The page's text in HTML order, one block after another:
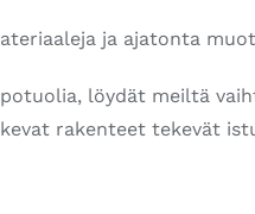
ja ajatonta
löydät meiltä
rakenteet tekevät